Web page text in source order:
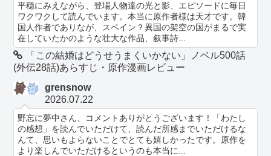
平穏にみえながら、登場人物達の光と影、エピソードに毎日
ワクワクして読んでいます。本当に原作者様は天才です。韓
国人作者でありなが、スペイン？異国の架空の国がまるで実
在していたかのような壮大な作品、叙事詩...
「この結婚はどうせうまくいかない」ノベル500話
(外伝28話)あらすじ・原作漫画レビュー
grensnow
2026.07.22
野忘に夢中さん、コメントありがとうございます！「わたし
の感想」を読んでいただけて、読んだ所感までいただけるな
んて、思いもよらないことでとても嬉しかったです。原作を
より楽しんでいただけるというのも本当に...